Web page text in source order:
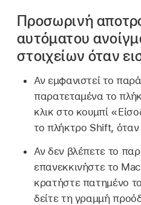
Προσωρινή
αυτόματου
στοιχείων όταν
Αν εμφανιστεί το
παρατεταμένα το
κλικ στο κουμπί
το πλήκτρο Shift, όταν
Αν δεν βλέπετε το
επανεκκινήστε το
κρατήστε πατημένο
δείτε τη γραμμή